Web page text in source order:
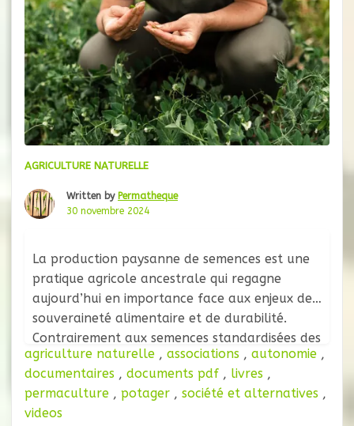
AGRICULTURE NATURELLE
Written by Permatheque
30 novembre 2024
La production paysanne de semences est une
pratique agricole ancestrale qui regagne
aujourd’hui en importance face aux enjeux de
souveraineté alimentaire et de durabilité.
Contrairement aux semences standardisées des
grandes industries, les semences paysannes
sont sélectionnées, multipliées et adaptées
localement par les agriculteurs eux-mêmes.
Cette démarche favorise la biodiversité,
agriculture naturelle , associations , autonomie ,
documentaires , documents pdf , livres ,
permaculture , potager , société et alternatives ,
videos